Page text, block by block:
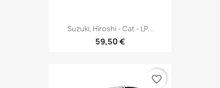
Suzuki, Hiroshi - Cat - LP...
59,50 €
favorite_border